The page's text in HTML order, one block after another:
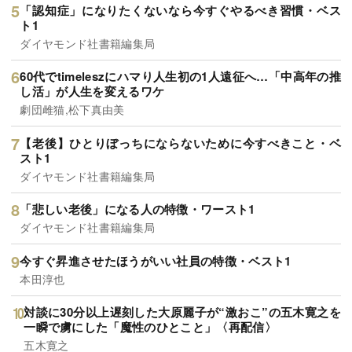
「認知症」になりたくないなら今すぐやるべき習慣・ベス
ト1
ダイヤモンド社書籍編集局
60代でtimeleszにハマり人生初の1人遠征へ…「中高年の推
し活」が人生を変えるワケ
劇団雌猫,松下真由美
【老後】ひとりぼっちにならないために今すべきこと・ベ
スト1
ダイヤモンド社書籍編集局
「悲しい老後」になる人の特徴・ワースト1
ダイヤモンド社書籍編集局
今すぐ昇進させたほうがいい社員の特徴・ベスト1
本田淳也
対談に30分以上遅刻した大原麗子が“激おこ”の五木寛之を
一瞬で虜にした「魔性のひとこと」〈再配信〉
五木寛之